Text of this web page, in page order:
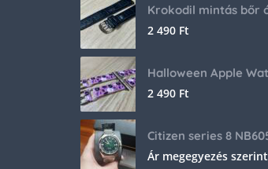
2 490 Ft
2 490 Ft
Ár megegyezés szerint